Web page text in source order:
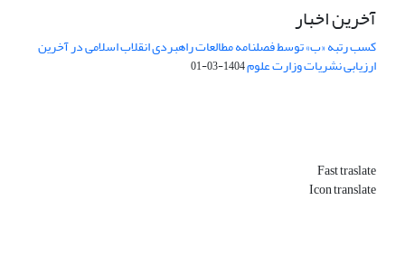
آخرین اخبار
کسب رتبه «ب» توسط فصلنامه مطالعات راهبردی انقلاب اسلامی در آخرین
ارزیابی نشریات وزارت علوم1404-03-01
Fast traslate
Icon translate